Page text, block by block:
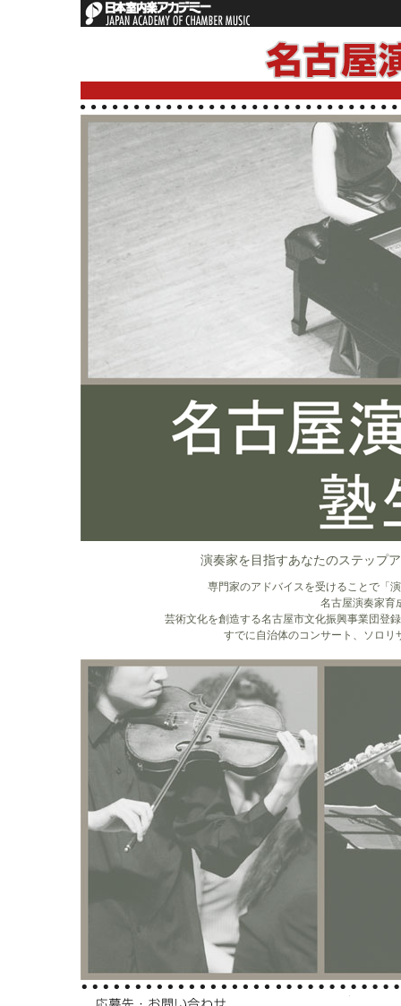
演奏家を目指すあなたのステップ
専門家のアドバイスを受けることで「
名古屋演奏家育
芸術文化を創造する名古屋市文化振興事業団登
すでに自治体のコンサート、ソロ